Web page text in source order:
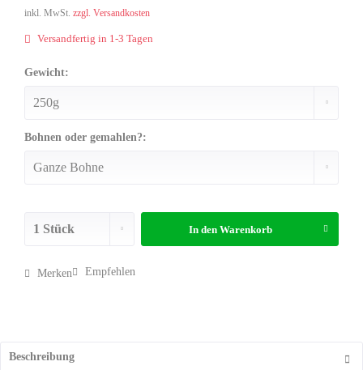
inkl. MwSt. zzgl. Versandkosten
Versandfertig in 1-3 Tagen
Gewicht:
Bohnen oder gemahlen?:
In den Warenkorb
Merken Empfehlen
Beschreibung